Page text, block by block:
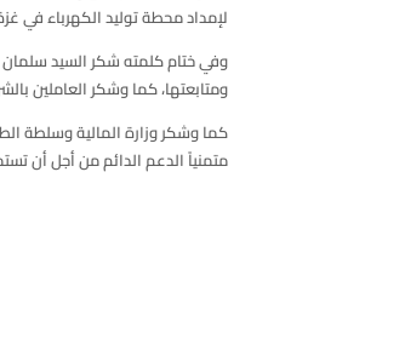
لإمداد محطة توليد الكهرباء في
وفي ختام كلمته شكر السيد
ومتابعتها، كما وشكر العاملين
كما وشكر وزارة المالية وسلطة
متمنياً الدعم الدائم من أجل أن